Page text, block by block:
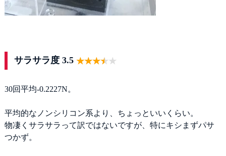
サラサラ度 3.5
30回平均‐0.2227N。
平均的なノンシリコン系より、ちょっといいくらい。
物凄くサラサラって訳ではないですが、特にキシまずパサ
つかず。